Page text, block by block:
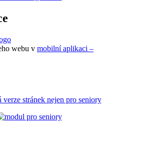
webu v mobilní aplikaci –
verze stránek nejen pro seniory